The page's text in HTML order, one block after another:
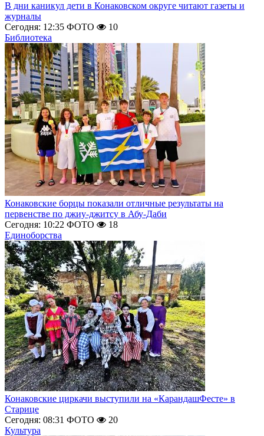
В дни каникул дети в Конаковском округе читают газеты и
журналы
Сегодня: 12:35 ФОТО
10
Библиотека
Конаковские борцы показали отличные результаты на
первенстве по джиу-джитсу в Абу-Даби
Сегодня: 10:22 ФОТО
18
Единоборства
Конаковские циркачи выступили на «КарандашФесте» в
Старице
Сегодня: 08:31 ФОТО
20
Культура